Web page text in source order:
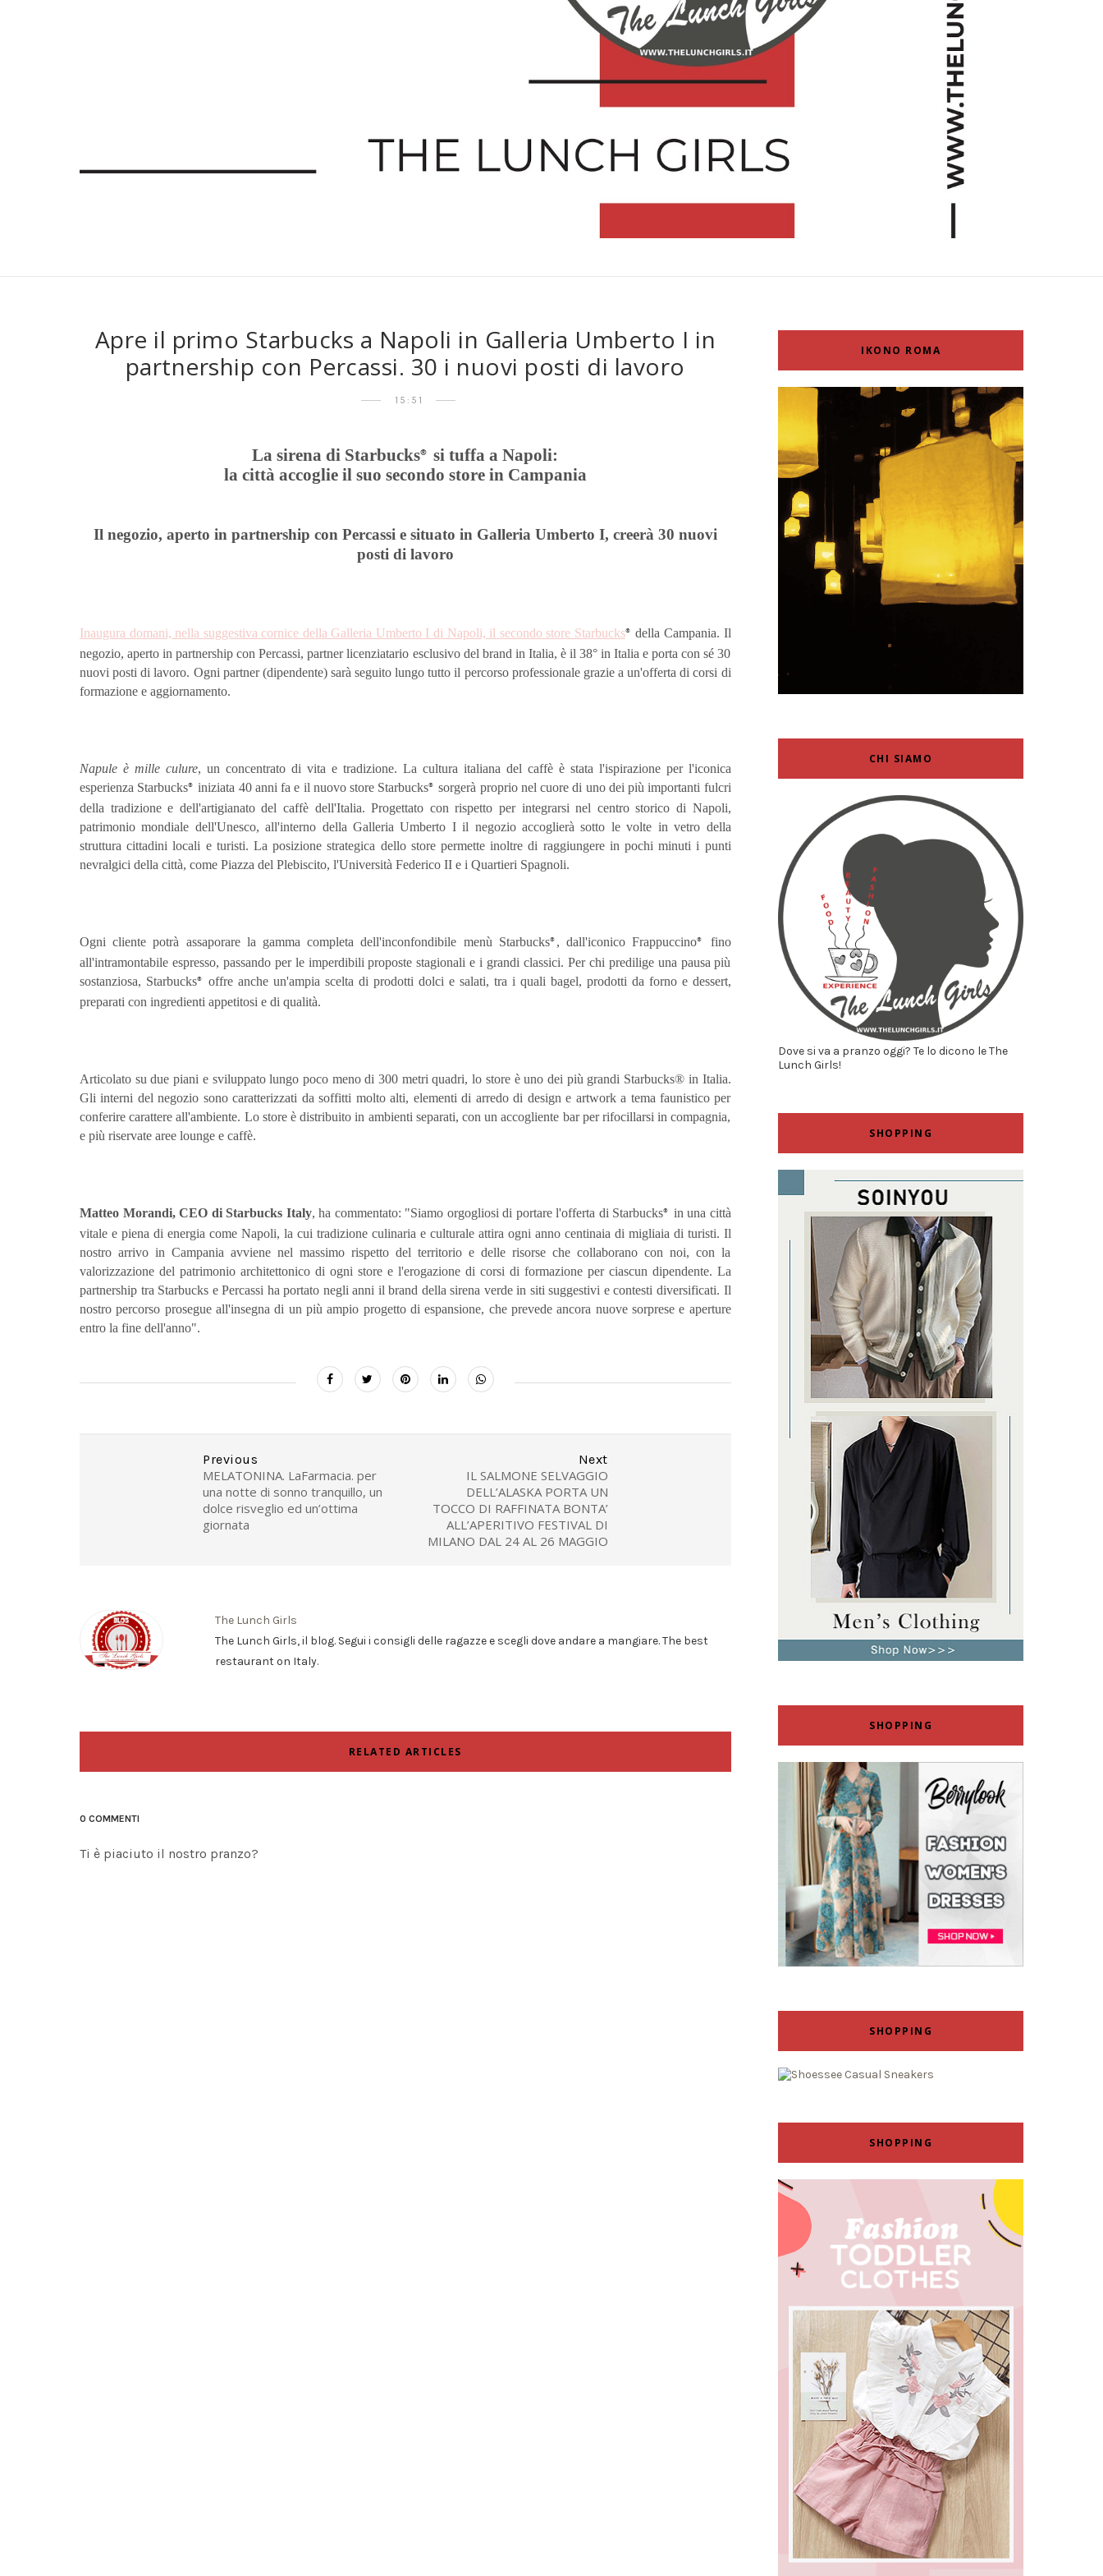
Apre il primo Starbucks a Napoli in Galleria Umberto I in
partnership con Percassi. 30 i nuovi posti di lavoro
15:51
La sirena di Starbucks® si tuffa a Napoli:
la città accoglie il suo secondo store in Campania
Il negozio, aperto in partnership con Percassi e situato in Galleria Umberto I, creerà 30 nuovi
posti di lavoro
Inaugura domani, nella suggestiva cornice della Galleria Umberto I di Napoli, il secondo store Starbucks® della Campania. Il
negozio, aperto in partnership con Percassi, partner licenziatario esclusivo del brand in Italia, è il 38° in Italia e porta con sé 30
nuovi posti di lavoro. Ogni partner (dipendente) sarà seguito lungo tutto il percorso professionale grazie a un'offerta di corsi di
formazione e aggiornamento.
Napule è mille culure, un concentrato di vita e tradizione. La cultura italiana del caffè è stata l'ispirazione per l'iconica
esperienza Starbucks® iniziata 40 anni fa e il nuovo store Starbucks® sorgerà proprio nel cuore di uno dei più importanti fulcri
della tradizione e dell'artigianato del caffè dell'Italia. Progettato con rispetto per integrarsi nel centro storico di Napoli,
patrimonio mondiale dell'Unesco, all'interno della Galleria Umberto I il negozio accoglierà sotto le volte in vetro della
struttura cittadini locali e turisti. La posizione strategica dello store permette inoltre di raggiungere in pochi minuti i punti
nevralgici della città, come Piazza del Plebiscito, l'Università Federico II e i Quartieri Spagnoli.
Ogni cliente potrà assaporare la gamma completa dell'inconfondibile menù Starbucks®, dall'iconico Frappuccino®
fino
all'intramontabile espresso, passando per le imperdibili proposte stagionali e i grandi classici. Per chi predilige una pausa più
sostanziosa, Starbucks® offre anche un'ampia scelta di prodotti dolci e salati, tra i quali bagel, prodotti da forno e dessert,
preparati con ingredienti appetitosi e di qualità.
Articolato su due piani e sviluppato lungo poco meno di 300 metri quadri, lo store è uno dei più grandi Starbucks® in Italia.
Gli interni del negozio sono caratterizzati da soffitti molto alti, elementi di arredo di design e artwork a tema faunistico per
conferire carattere all'ambiente. Lo store è distribuito in ambienti separati, con un accogliente bar per rifocillarsi in compagnia,
e più riservate aree lounge e caffè.
Matteo Morandi, CEO di Starbucks Italy, ha commentato: "Siamo orgogliosi di portare l'offerta di Starbucks® in una città
vitale e piena di energia come Napoli, la cui tradizione culinaria e culturale attira ogni anno centinaia di migliaia di turisti. Il
nostro arrivo in Campania avviene nel massimo rispetto del territorio e delle risorse che collaborano con noi, con la
valorizzazione del patrimonio architettonico di ogni store e l'erogazione di corsi di formazione per ciascun dipendente. La
partnership tra Starbucks e Percassi ha portato negli anni il brand della sirena verde in siti suggestivi e contesti diversificati. Il
nostro percorso prosegue all'insegna di un più ampio progetto di espansione, che prevede ancora nuove sorprese e aperture
entro la fine dell'anno".
Next
IL SALMONE SELVAGGIO
DELL’ALASKA PORTA UN
TOCCO DI RAFFINATA BONTA’
ALL’APERITIVO FESTIVAL DI
MILANO DAL 24 AL 26 MAGGIO
Previous
MELATONINA. LaFarmacia. per
una notte di sonno tranquillo, un
dolce risveglio ed un’ottima
giornata
The Lunch Girls
The Lunch Girls, il blog. Segui i consigli delle ragazze e scegli dove andare a mangiare. The best
restaurant on Italy.
RELATED ARTICLES
0 COMMENTI
Ti è piaciuto il nostro pranzo?
IKONO ROMA
CHI SIAMO
Dove si va a pranzo oggi? Te lo dicono le The
Lunch Girls!
SHOPPING
SHOPPING
SHOPPING
SHOPPING